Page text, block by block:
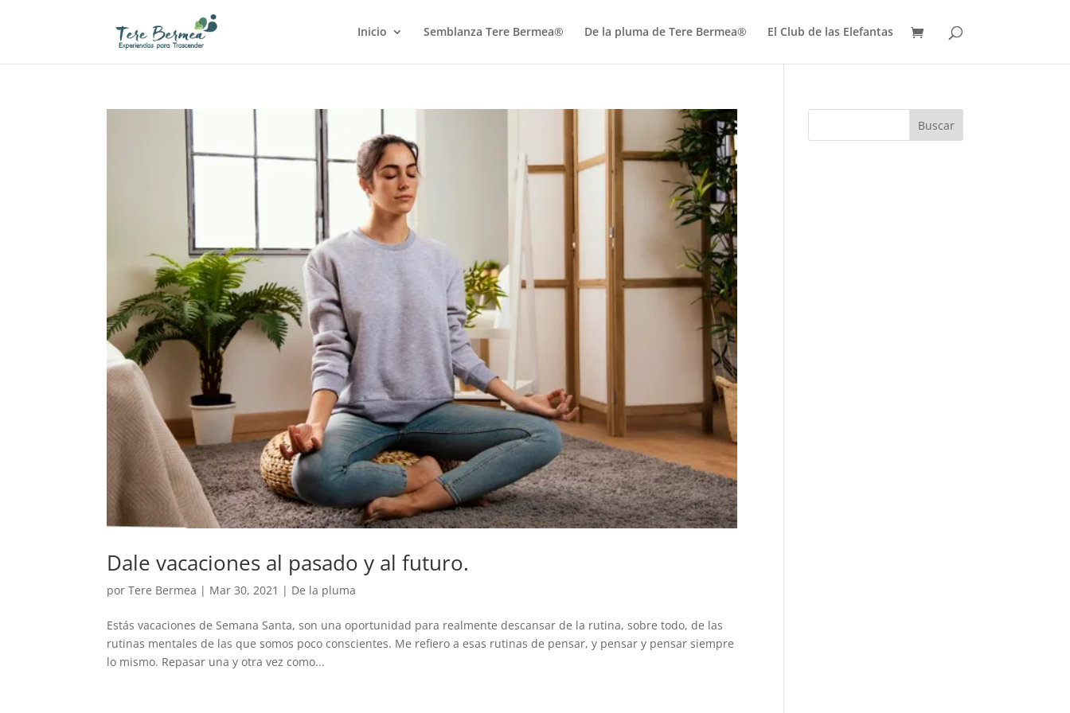
Inicio Semblanza Tere Bermea® De la pluma de Tere Bermea® El Club de las Elefantas
Dale vacaciones al pasado y al futuro.
porTere Bermea | Mar 30, 2021 | De la pluma
Estás vacaciones de Semana Santa, son una oportunidad para realmente descansar de la rutina, sobre todo, de las
rutinas mentales de las que somos poco conscientes. Me refiero a esas rutinas de pensar, y pensar y pensar siempre
lo mismo. Repasar una y otra vez como...